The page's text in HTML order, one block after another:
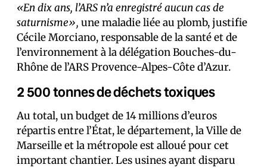
«En dix ans, l’ARS n’a enregistré aucun cas de
saturnisme», une maladie liée au plomb, justifie
Cécile Morciano, responsable de la santé et de
l’environnement à la délégation Bouches-du-
Rhône de l’ARS Provence-Alpes-Côte d’Azur.
2 500 tonnes de déchets toxiques
Au total, un budget de 14 millions d’euros
répartis entre l’État, le département, la Ville de
Marseille et la métropole est alloué pour cet
important chantier. Les usines ayant disparu